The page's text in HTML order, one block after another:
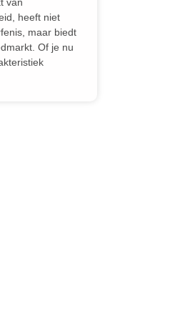
van
heeft niet
maar biedt
Of je nu